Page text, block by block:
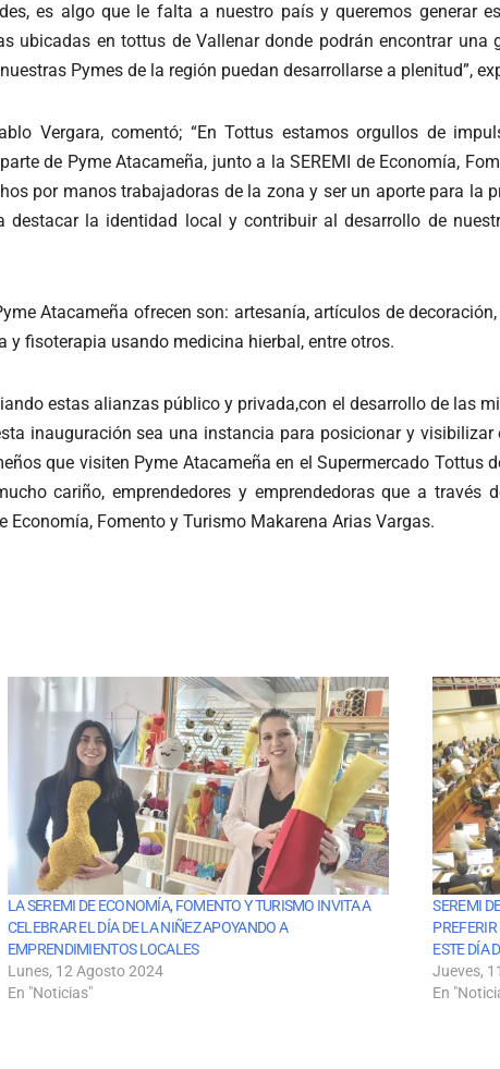
es algo que le falta a nuestro país y queremos generar
ubicadas en tottus de Vallenar donde podrán encontrar una
Pymes de la región puedan desarrollarse a plenitud”,
Vergara, comentó; “En Tottus estamos orgullos de
de Pyme Atacameña, junto a la SEREMI de Economía,
por manos trabajadoras de la zona y ser un aporte para la
la identidad local y contribuir al desarrollo de
Atacameña ofrecen son: artesanía, artículos de
y fisoterapia usando medicina hierbal, entre otros.
estas alianzas público y privada,con el desarrollo de las
inauguración sea una instancia para posicionar y
que visiten Pyme Atacameña en el Supermercado Tottus
cariño, emprendedores y emprendedoras que a
Fomento y Turismo Makarena Arias Vargas.
LA SEREMI DE ECONOMÍA, FOMENTO Y TURISMO INVITA A
CELEBRAR EL DÍA DE LA NIÑEZ APOYANDO A
EMPRENDIMIENTOS LOCALES
Lunes, 12 Agosto 2024
En "Noticias"
SEREMI
ESTE DÍA
Jueves,
En